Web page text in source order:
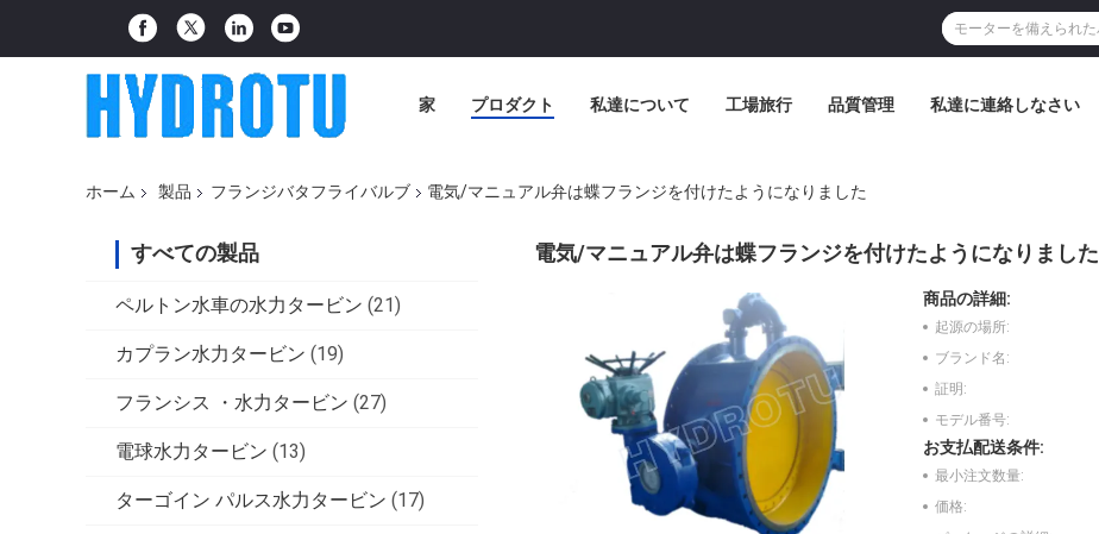
家 プロダクト 私達について 工場旅行 品質管理 私達に連絡しなさい
ホーム 製品 フランジバタフライバルブ 電気/マニュアル弁は蝶フランジを付けたようになりました
すべての製品
ペルトン水車の水力タービン (21)
カプラン水力タービン (19)
フランシス ・水力タービン (27)
電球水力タービン (13)
ターゴイン パルス水力タービン (17)
電気/マニュアル弁は蝶フランジを付けたようになりました
商品の詳細:
起源の場所:
ブランド名:
証明:
モデル番号:
お支払配送条件:
最小注文数量:
価格: